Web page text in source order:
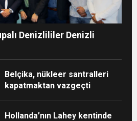
Denizlililer Denizli
Belçika, nükleer santralleri
kapatmaktan vazgeçti
Hollanda’nın Lahey kentinde